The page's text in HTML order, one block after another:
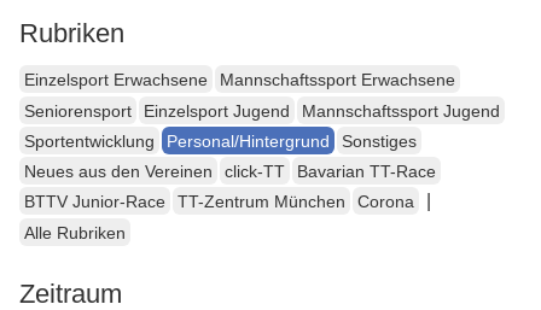
Rubriken
Einzelsport Erwachsene
Mannschaftssport Erwachsene
Seniorensport
Einzelsport Jugend
Mannschaftssport Jugend
Sportentwicklung
Personal/Hintergrund
Sonstiges
Neues aus den Vereinen
click-TT
Bavarian TT-Race
BTTV Junior-Race
TT-Zentrum München Corona
Alle Rubriken
Zeitraum